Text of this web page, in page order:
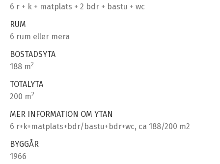
6 r + k + matplats + 2 bdr + bastu + wc
RUM
6 rum eller mera
BOSTADSYTA
188 m2
TOTALYTA
200 m2
MER INFORMATION OM YTAN
6 r+k+matplats+bdr/bastu+bdr+wc, ca 188/200 m2
BYGGÅR
1966